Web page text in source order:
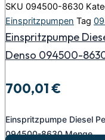
SKU 094500-8630
Einspritzpumpen Tag
Einspritzpumpe
Denso 094500-
700,01€
Einspritzpumpe Diesel
094500-8630 Menge